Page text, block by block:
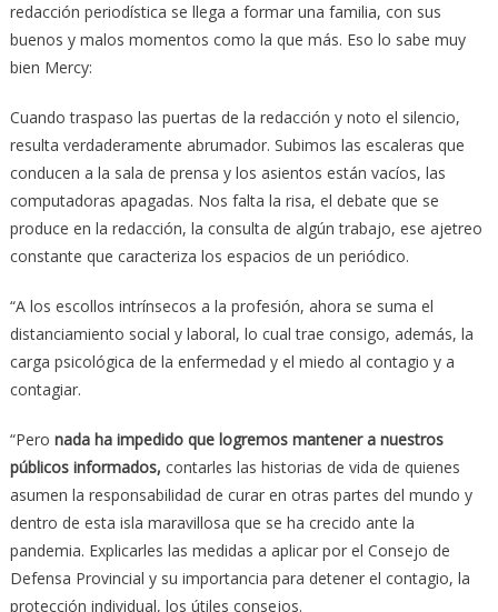
redacción periodística se llega a formar una familia, con sus
buenos y malos momentos como la que más. Eso lo sabe muy
bien Mercy:
Cuando traspaso las puertas de la redacción y noto el silencio,
resulta verdaderamente abrumador. Subimos las escaleras que
conducen a la sala de prensa y los asientos están vacíos, las
computadoras apagadas. Nos falta la risa, el debate que se
produce en la redacción, la consulta de algún trabajo, ese ajetreo
constante que caracteriza los espacios de un periódico.
“A los escollos intrínsecos a la profesión, ahora se suma el
distanciamiento social y laboral, lo cual trae consigo, además, la
carga psicológica de la enfermedad y el miedo al contagio y a
contagiar.
“Pero nada ha impedido que logremos mantener a nuestros
públicos informados, contarles las historias de vida de quienes
asumen la responsabilidad de curar en otras partes del mundo y
dentro de esta isla maravillosa que se ha crecido ante la
pandemia. Explicarles las medidas a aplicar por el Consejo de
Defensa Provincial y su importancia para detener el contagio, la
protección individual, los útiles consejos.